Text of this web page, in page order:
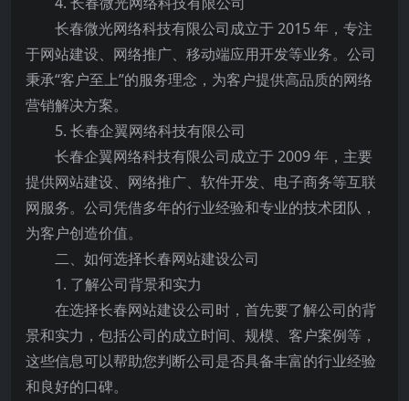
长春微光网络科技有限公司成立于 2015 年，专注
于网站建设、网络推广、移动端应用开发等业务。公司
秉承“客户至上”的服务理念，为客户提供高品质的网络
营销解决方案。
5. 长春企翼网络科技有限公司
长春企翼网络科技有限公司成立于 2009 年，主要
提供网站建设、网络推广、软件开发、电子商务等互联
网服务。公司凭借多年的行业经验和专业的技术团队，
为客户创造价值。
二、如何选择长春网站建设公司
1. 了解公司背景和实力
在选择长春网站建设公司时，首先要了解公司的背
景和实力，包括公司的成立时间、规模、客户案例等，
这些信息可以帮助您判断公司是否具备丰富的行业经验
和良好的口碑。